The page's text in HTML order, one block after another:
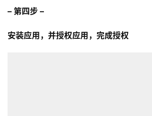
– 第四步 –
安装应用，并授权应用，完成授权